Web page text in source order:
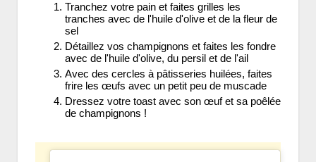
Tranchez votre pain et faites grilles les
tranches avec de l'huile d'olive et de la fleur de
sel
Détaillez vos champignons et faites les fondre
avec de l'huile d'olive, du persil et de l'ail
Avec des cercles à pâtisseries huilées, faites
frire les œufs avec un petit peu de muscade
Dressez votre toast avec son œuf et sa poêlée
de champignons !